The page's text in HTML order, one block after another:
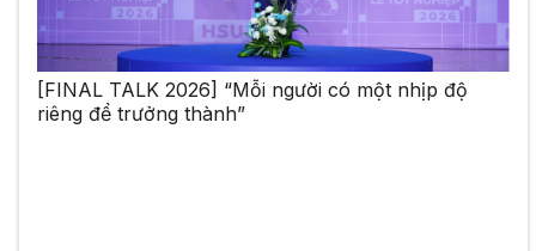
[FINAL TALK 2026] “Mỗi người có một nhịp độ
riêng để trưởng thành”